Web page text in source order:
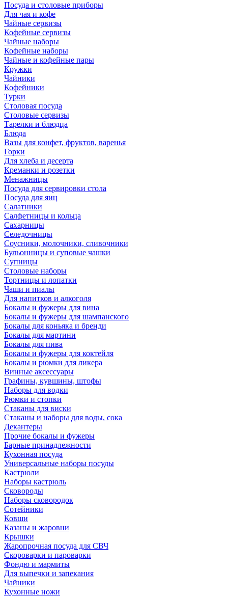
Посуда и столовые приборы
Для чая и кофе
Чайные сервизы
Кофейные сервизы
Чайные наборы
Кофейные наборы
Чайные и кофейные пары
Кружки
Чайники
Кофейники
Турки
Столовая посуда
Столовые сервизы
Тарелки и блюдца
Блюда
Вазы для конфет, фруктов, варенья
Горки
Для хлеба и десерта
Креманки и розетки
Менажницы
Посуда для сервировки стола
Посуда для яиц
Салатники
Салфетницы и кольца
Сахарницы
Селедочницы
Соусники, молочники, сливочники
Бульонницы и суповые чашки
Супницы
Столовые наборы
Тортницы и лопатки
Чаши и пиалы
Для напитков и алкоголя
Бокалы и фужеры для вина
Бокалы и фужеры для шампанского
Бокалы для коньяка и бренди
Бокалы для мартини
Бокалы для пива
Бокалы и фужеры для коктейля
Бокалы и рюмки для ликера
Винные аксессуары
Графины, кувшины, штофы
Наборы для водки
Рюмки и стопки
Стаканы для виски
Стаканы и наборы для воды, сока
Декантеры
Прочие бокалы и фужеры
Барные принадлежности
Кухонная посуда
Универсальные наборы посуды
Кастрюли
Наборы кастрюль
Сковороды
Наборы сковородок
Сотейники
Ковши
Казаны и жаровни
Крышки
Жаропрочная посуда для СВЧ
Скороварки и пароварки
Фондю и мармиты
Для выпечки и запекания
Чайники
Кухонные ножи